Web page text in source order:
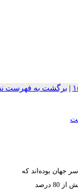
| برگشت به فهرست
در سراسر جهان بوده‌اند که
4/7 میلیون نفر از این مرگها به دلیل بیماری عروق کرونر قلب بوده است. بر اساس آخرین آمارهای اعلام‌شده از سوی سازمان بهداشت جهانی بیش از 80 درصد